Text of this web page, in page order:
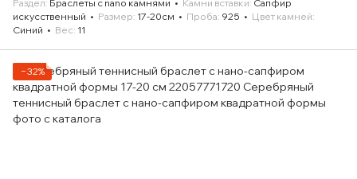
Раздел Браслеты с nano камнями Камни вставки Сапфир
искусственный
Размер 17-20см Проба 925
Цвет камней
Синий
Вес 11
−32%